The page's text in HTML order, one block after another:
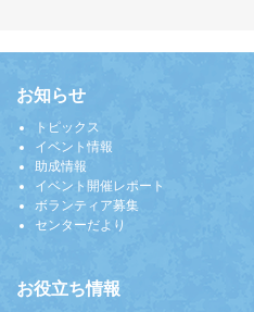
お知らせ
トピックス
イベント情報
助成情報
イベント開催レポート
ボランティア募集
センターだより
お役立ち情報